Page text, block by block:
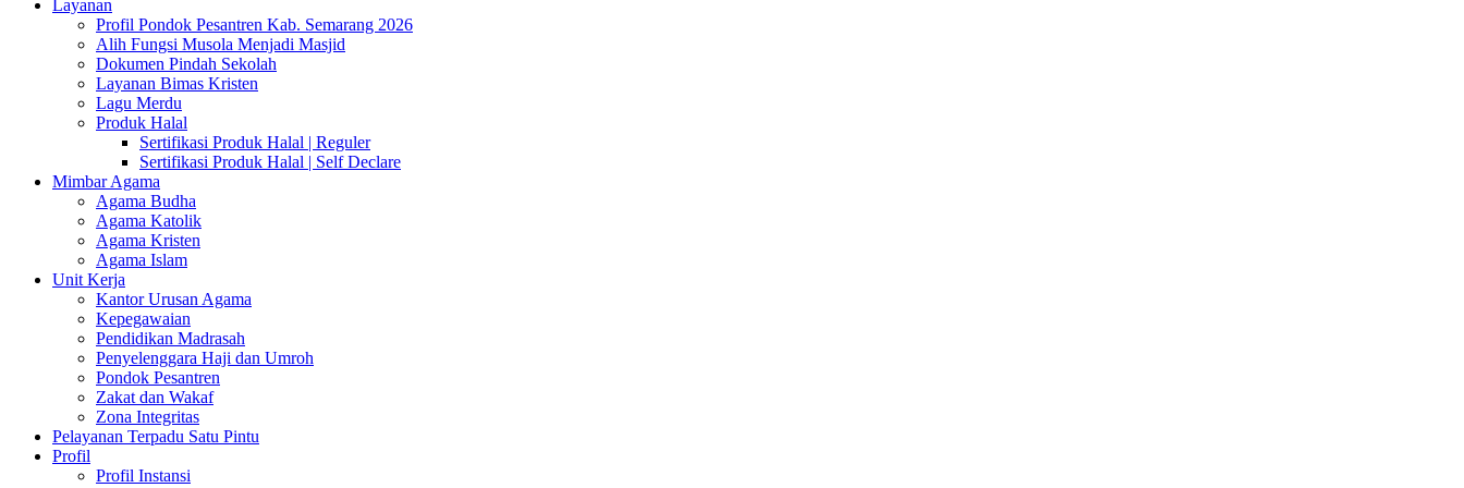
Layanan
Profil Pondok Pesantren Kab. Semarang 2026
Alih Fungsi Musola Menjadi Masjid
Dokumen Pindah Sekolah
Layanan Bimas Kristen
Lagu Merdu
Produk Halal
Sertifikasi Produk Halal | Reguler
Sertifikasi Produk Halal | Self Declare
Mimbar Agama
Agama Budha
Agama Katolik
Agama Kristen
Agama Islam
Unit Kerja
Kantor Urusan Agama
Kepegawaian
Pendidikan Madrasah
Penyelenggara Haji dan Umroh
Pondok Pesantren
Zakat dan Wakaf
Zona Integritas
Pelayanan Terpadu Satu Pintu
Profil
Profil Instansi